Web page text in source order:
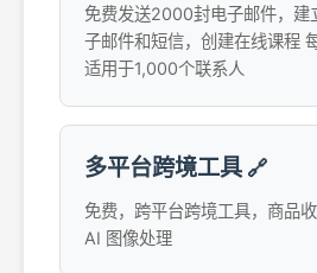
免费发送2000封电子邮件，建
子邮件和短信，创建在线课程
适用于1,000个联系人
多平台跨境工具 🔗
免费，跨平台跨境工具，商品收
AI 图像处理